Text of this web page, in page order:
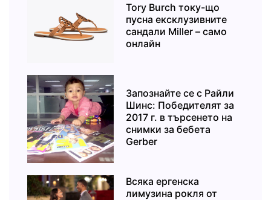
Tory Burch току-що
пусна ексклузивните
сандали Miller – само
онлайн
Запознайте се с Райли
Шинс: Победителят за
2017 г. в търсенето на
снимки за бебета
Gerber
Всяка ергенска
лимузина рокля от